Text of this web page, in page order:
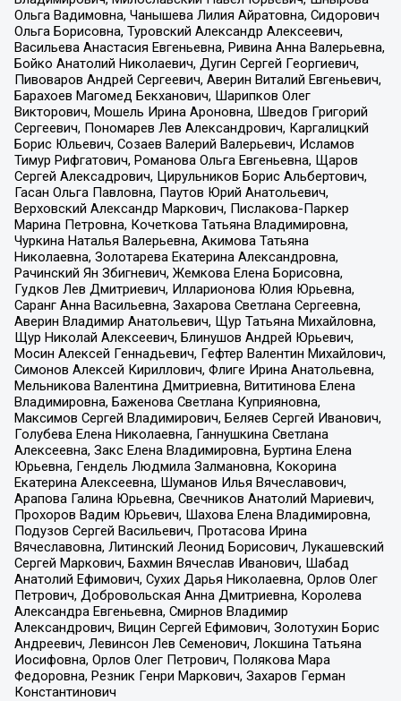
Ольга Вадимовна, Чанышева Лилия Айратовна, Сидорович
Ольга Борисовна, Туровский Александр Алексеевич,
Васильева Анастасия Евгеньевна, Ривина Анна Валерьевна,
Бойко Анатолий Николаевич, Дугин Сергей Георгиевич,
Пивоваров Андрей Сергеевич, Аверин Виталий Евгеньевич,
Барахоев Магомед Бекханович, Шарипков Олег
Викторович, Мошель Ирина Ароновна, Шведов Григорий
Сергеевич, Пономарев Лев Александрович, Каргалицкий
Борис Юльевич, Созаев Валерий Валерьевич, Исламов
Тимур Рифгатович, Романова Ольга Евгеньевна, Щаров
Сергей Алексадрович, Цирульников Борис Альбертович,
Гасан Ольга Павловна, Паутов Юрий Анатольевич,
Верховский Александр Маркович, Пислакова-Паркер
Марина Петровна, Кочеткова Татьяна Владимировна,
Чуркина Наталья Валерьевна, Акимова Татьяна
Николаевна, Золотарева Екатерина Александровна,
Рачинский Ян Збигневич, Жемкова Елена Борисовна,
Гудков Лев Дмитриевич, Илларионова Юлия Юрьевна,
Саранг Анна Васильевна, Захарова Светлана Сергеевна,
Аверин Владимир Анатольевич, Щур Татьяна Михайловна,
Щур Николай Алексеевич, Блинушов Андрей Юрьевич,
Мосин Алексей Геннадьевич, Гефтер Валентин Михайлович,
Симонов Алексей Кириллович, Флиге Ирина Анатольевна,
Мельникова Валентина Дмитриевна, Вититинова Елена
Владимировна, Баженова Светлана Куприяновна,
Максимов Сергей Владимирович, Беляев Сергей Иванович,
Голубева Елена Николаевна, Ганнушкина Светлана
Алексеевна, Закс Елена Владимировна, Буртина Елена
Юрьевна, Гендель Людмила Залмановна, Кокорина
Екатерина Алексеевна, Шуманов Илья Вячеславович,
Арапова Галина Юрьевна, Свечников Анатолий Мариевич,
Прохоров Вадим Юрьевич, Шахова Елена Владимировна,
Подузов Сергей Васильевич, Протасова Ирина
Вячеславовна, Литинский Леонид Борисович, Лукашевский
Сергей Маркович, Бахмин Вячеслав Иванович, Шабад
Анатолий Ефимович, Сухих Дарья Николаевна, Орлов Олег
Петрович, Добровольская Анна Дмитриевна, Королева
Александра Евгеньевна, Смирнов Владимир
Александрович, Вицин Сергей Ефимович, Золотухин Борис
Андреевич, Левинсон Лев Семенович, Локшина Татьяна
Иосифовна, Орлов Олег Петрович, Полякова Мара
Федоровна, Резник Генри Маркович, Захаров Герман
Константинович